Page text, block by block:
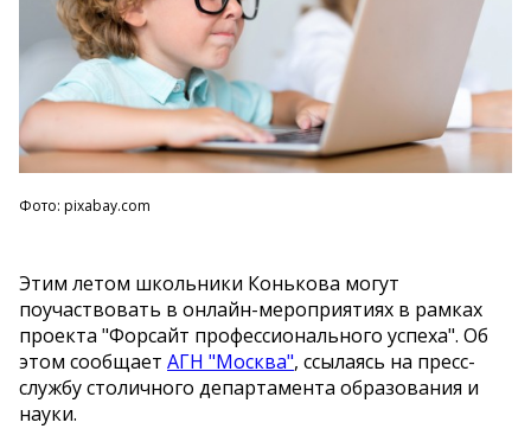
Фото: pixabay.com
Этим летом школьники Конькова могут
поучаствовать в онлайн-мероприятиях в рамках
проекта "Форсайт профессионального успеха". Об
этом сообщает АГН "Москва", ссылаясь на пресс-
службу столичного департамента образования и
науки.